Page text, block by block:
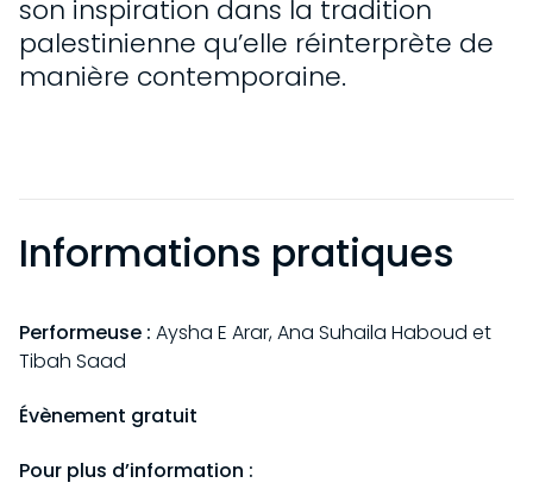
son inspiration dans la tradition
palestinienne qu’elle réinterprète de
manière contemporaine.
Informations pratiques
Performeuse : Aysha E Arar, Ana Suhaila Haboud et
Tibah Saad
Évènement gratuit
Pour plus d’information :